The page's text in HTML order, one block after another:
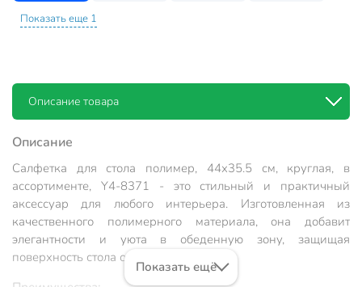
Показать еще 1
Описание товара
Описание
Салфетка для стола полимер, 44х35.5 см, круглая, в
ассортименте, Y4-8371 - это стильный и практичный
аксессуар для любого интерьера. Изготовленная из
качественного полимерного материала, она добавит
элегантности и уюта в обеденную зону, защищая
поверхность стола от загрязнений.
Показать ещё